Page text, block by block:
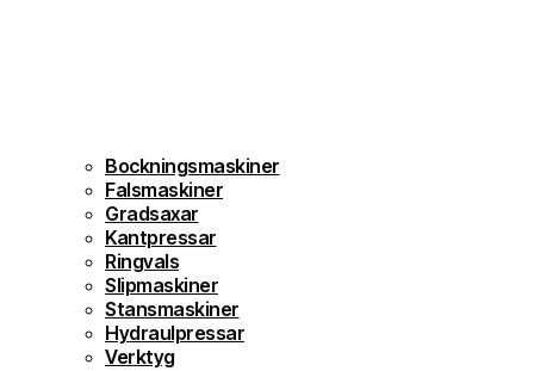
Bockningsmaskiner
Falsmaskiner
Gradsaxar
Kantpressar
Ringvals
Slipmaskiner
Stansmaskiner
Hydraulpressar
Verktyg